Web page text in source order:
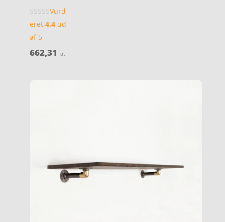
Vurd
eret 4.4ud
af 5
662,31 kr.